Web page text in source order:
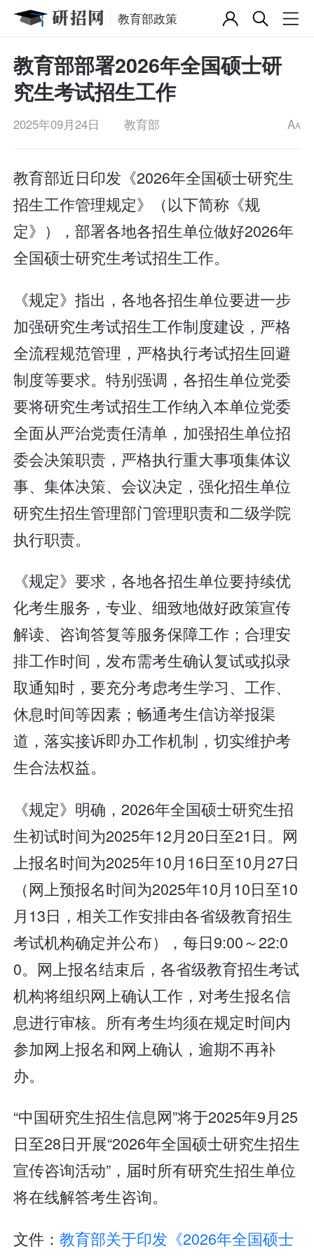
教育部政策
教育部部署2026年全国硕士研
究生考试招生工作
2025年09月24日 教育部 AA
教育部近日印发《2026年全国硕士研究生
招生工作管理规定》（以下简称《规
定》），部署各地各招生单位做好2026年
全国硕士研究生考试招生工作。
《规定》指出，各地各招生单位要进一步
加强研究生考试招生工作制度建设，严格
全流程规范管理，严格执行考试招生回避
制度等要求。特别强调，各招生单位党委
要将研究生考试招生工作纳入本单位党委
全面从严治党责任清单，加强招生单位招
委会决策职责，严格执行重大事项集体议
事、集体决策、会议决定，强化招生单位
研究生招生管理部门管理职责和二级学院
执行职责。
《规定》要求，各地各招生单位要持续优
化考生服务，专业、细致地做好政策宣传
解读、咨询答复等服务保障工作；合理安
排工作时间，发布需考生确认复试或拟录
取通知时，要充分考虑考生学习、工作、
休息时间等因素；畅通考生信访举报渠
道，落实接诉即办工作机制，切实维护考
生合法权益。
《规定》明确，2026年全国硕士研究生招
生初试时间为2025年12月20日至21日。网
上报名时间为2025年10月16日至10月27日
（网上预报名时间为2025年10月10日至10
月13日，相关工作安排由各省级教育招生
考试机构确定并公布），每日9:00～22:0
0。网上报名结束后，各省级教育招生考试
机构将组织网上确认工作，对考生报名信
息进行审核。所有考生均须在规定时间内
参加网上报名和网上确认，逾期不再补
办。
“中国研究生招生信息网”将于2025年9月25
日至28日开展“2026年全国硕士研究生招生
宣传咨询活动”，届时所有研究生招生单位
将在线解答考生咨询。
文件：教育部关于印发《2026年全国硕士